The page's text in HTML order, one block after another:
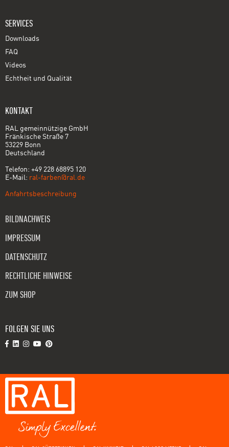
SERVICES
Downloads
FAQ
Videos
Echtheit und Qualität
KONTAKT
RAL gemeinnützige GmbH
Fränkische Straße 7
53229 Bonn
Deutschland
Telefon: +49 228 68895 120
E-Mail: ral-farben@ral.de
Anfahrtsbeschreibung
BILDNACHWEIS
IMPRESSUM
DATENSCHUTZ
RECHTLICHE HINWEISE
ZUM SHOP
FOLGEN SIE UNS